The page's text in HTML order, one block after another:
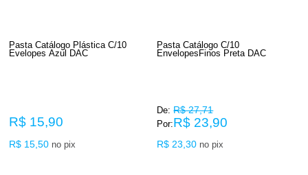
Pasta Catálogo Plástica C/10
Evelopes Azul DAC
R$ 15,90
R$ 15,50 no pix
Pasta Catálogo C/10
EnvelopesFinos Preta DAC
De: R$ 27,71
Por:R$ 23,90
R$ 23,30 no pix